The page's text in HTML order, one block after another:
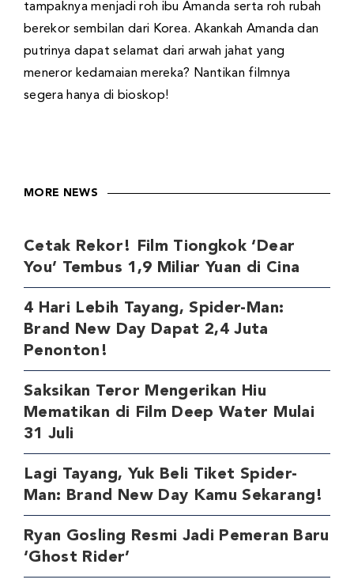
tampaknya menjadi roh ibu Amanda serta roh rubah
berekor sembilan dari Korea. Akankah Amanda dan
putrinya dapat selamat dari arwah jahat yang
meneror kedamaian mereka? Nantikan filmnya
segera hanya di bioskop!
MORE NEWS
Cetak Rekor! Film Tiongkok ‘Dear
You’ Tembus 1,9 Miliar Yuan di Cina
4 Hari Lebih Tayang, Spider-Man:
Brand New Day Dapat 2,4 Juta
Penonton!
Saksikan Teror Mengerikan Hiu
Mematikan di Film Deep Water Mulai
31 Juli
Lagi Tayang, Yuk Beli Tiket Spider-
Man: Brand New Day Kamu Sekarang!
Ryan Gosling Resmi Jadi Pemeran Baru
‘Ghost Rider’